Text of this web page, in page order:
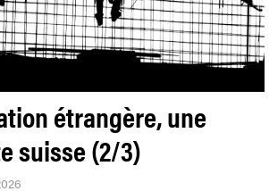
étrangère, une
suisse (2/3)